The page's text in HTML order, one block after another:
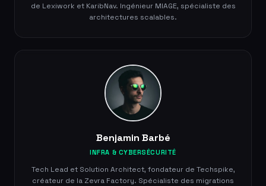
de Lexiwork et KaribNav. Ingénieur MIAGE, spécialiste des
architectures scalables.
Benjamin Barbé
INFRA & CYBERSÉCURITÉ
Tech Lead et Solution Architect, fondateur de Techspike,
créateur de la Zevra Factory. Spécialiste des migrations